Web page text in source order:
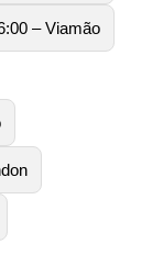
– Viamão